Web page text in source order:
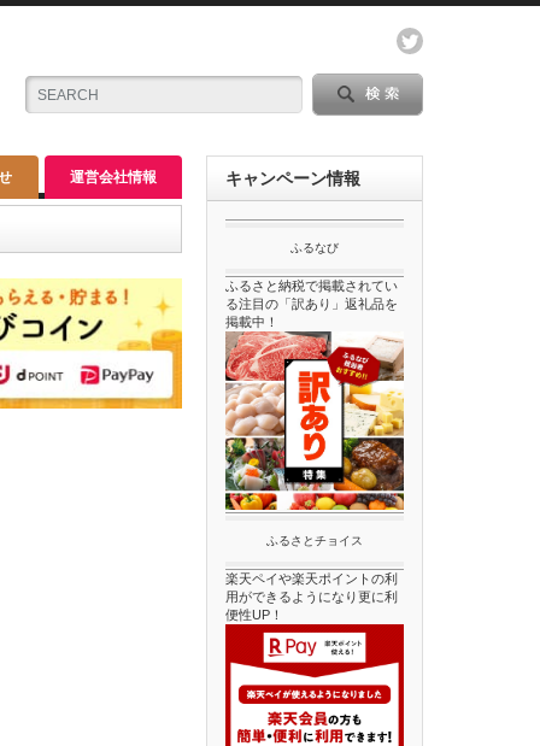
運営会社情報 キャンペーン情報
ふるなび
ふるさと納税で掲載されてい
る注目の「訳あり」返礼品を
掲載中！
ふるさとチョイス
楽天ペイや楽天ポイントの利
用ができるようになり更に利
便性UP！